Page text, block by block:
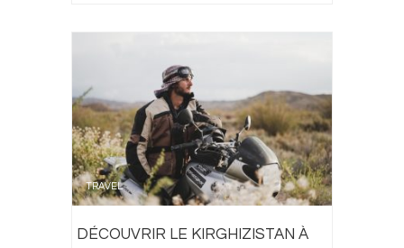
TRAVEL
DÉCOUVRIR LE KIRGHIZISTAN À